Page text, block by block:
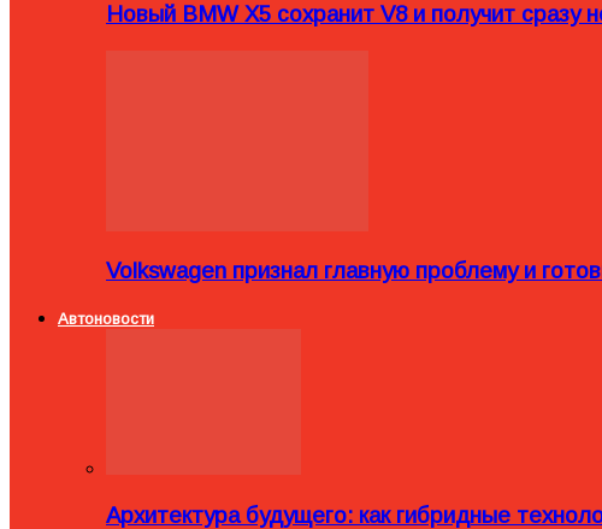
Новый BMW X5 сохранит V8 и получит сразу
Volkswagen признал главную проблему и
Автоновости
Архитектура будущего: как гибридные